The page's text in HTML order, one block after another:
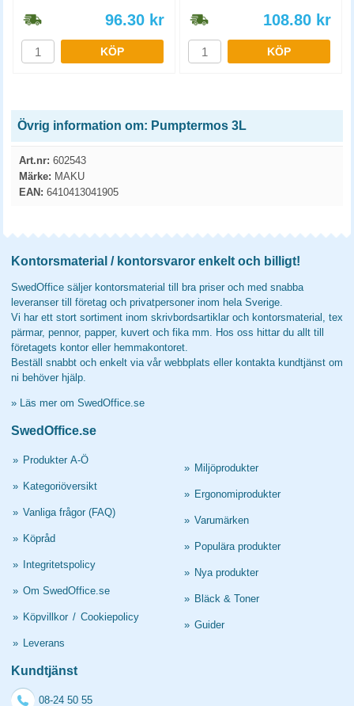
96.30 kr
KÖP
108.80 kr
KÖP
Övrig information om: Pumptermos 3L
Art.nr: 602543
Märke: MAKU
EAN: 6410413041905
Kontorsmaterial / kontorsvaror enkelt och billigt!
SwedOffice säljer kontorsmaterial till bra priser och med snabba
leveranser till företag och privatpersoner inom hela Sverige.
Vi har ett stort sortiment inom skrivbordsartiklar och kontorsmaterial, tex
pärmar, pennor, papper, kuvert och fika mm. Hos oss hittar du allt till
företagets kontor eller hemmakontoret.
Beställ snabbt och enkelt via vår webbplats eller kontakta kundtjänst om
ni behöver hjälp.
» Läs mer om SwedOffice.se
SwedOffice.se
» Produkter A-Ö
» Kategoriöversikt
» Vanliga frågor (FAQ)
» Köpråd
» Integritetspolicy
» Om SwedOffice.se
» Köpvillkor / Cookiepolicy
» Leverans
» Miljöprodukter
» Ergonomiprodukter
» Varumärken
» Populära produkter
» Nya produkter
» Bläck & Toner
» Guider
Kundtjänst
08-24 50 55